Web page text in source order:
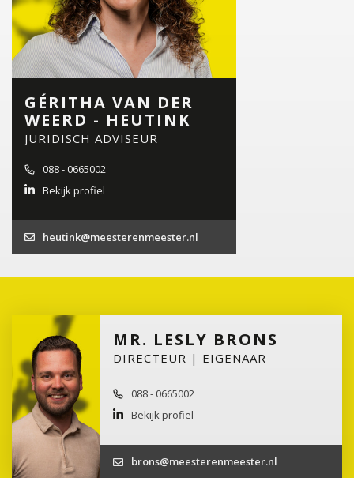
GÉRITHA VAN DER
WEERD - HEUTINK
JURIDISCH ADVISEUR
088 - 0665002
Bekijk profiel
heutink@meesterenmeester.nl
MR. LESLY BRONS
DIRECTEUR | EIGENAAR
088 - 0665002
Bekijk profiel
brons@meesterenmeester.nl